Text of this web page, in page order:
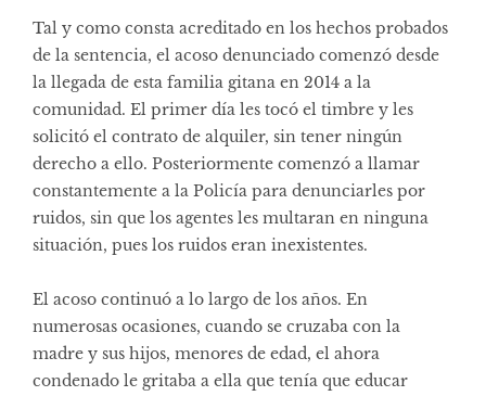
Tal y como consta acreditado en los hechos probados
de la sentencia, el acoso denunciado comenzó desde
la llegada de esta familia gitana en 2014 a la
comunidad. El primer día les tocó el timbre y les
solicitó el contrato de alquiler, sin tener ningún
derecho a ello. Posteriormente comenzó a llamar
constantemente a la Policía para denunciarles por
ruidos, sin que los agentes les multaran en ninguna
situación, pues los ruidos eran inexistentes.
El acoso continuó a lo largo de los años. En
numerosas ocasiones, cuando se cruzaba con la
madre y sus hijos, menores de edad, el ahora
condenado le gritaba a ella que tenía que educar